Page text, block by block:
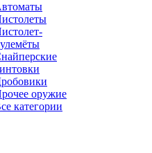
оружие
категории